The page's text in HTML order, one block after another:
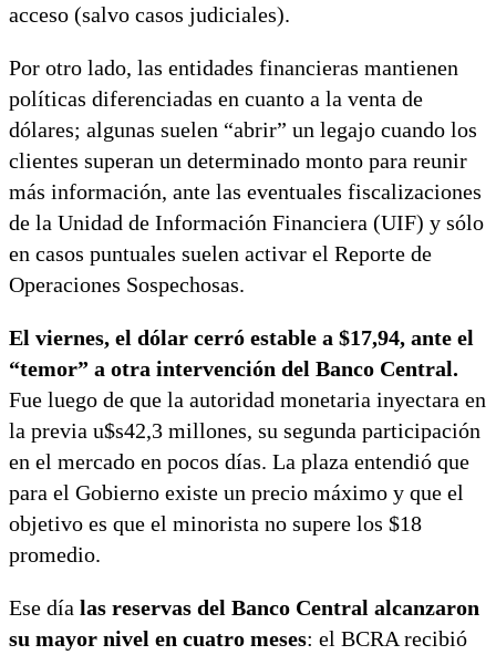
acceso (salvo casos judiciales).
Por otro lado, las entidades financieras mantienen
políticas diferenciadas en cuanto a la venta de
dólares; algunas suelen “abrir” un legajo cuando los
clientes superan un determinado monto para reunir
más información, ante las eventuales fiscalizaciones
de la Unidad de Información Financiera (UIF) y sólo
en casos puntuales suelen activar el Reporte de
Operaciones Sospechosas.
El viernes, el dólar cerró estable a $17,94, ante el
“temor” a otra intervención del Banco Central.
Fue luego de que la autoridad monetaria inyectara en
la previa u$s42,3 millones, su segunda participación
en el mercado en pocos días. La plaza entendió que
para el Gobierno existe un precio máximo y que el
objetivo es que el minorista no supere los $18
promedio.
Ese día las reservas del Banco Central alcanzaron
su mayor nivel en cuatro meses: el BCRA recibió